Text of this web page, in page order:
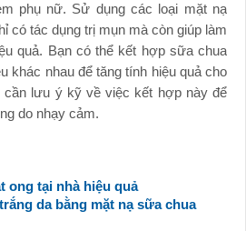
phụ nữ. Sử dụng các loại mặt nạ
có tác dụng trị mụn mà còn giúp làm
quả. Bạn có thể kết hợp sữa chua
khác nhau để tăng tính hiệu quả cho
cần lưu ý kỹ về việc kết hợp này để
do nhạy cảm.
ong tại nhà hiệu quả
da bằng mặt nạ sữa chua